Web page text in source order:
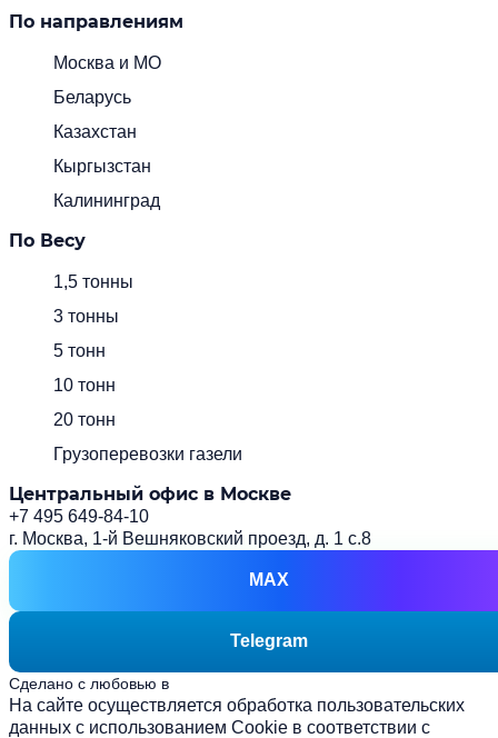
По направлениям
Москва и МО
Беларусь
Казахстан
Кыргызстан
Калининград
По Весу
1,5 тонны
3 тонны
5 тонн
10 тонн
20 тонн
Грузоперевозки газели
Центральный офис в Москве
+7 495 649-84-10
г. Москва, 1-й Вешняковский проезд, д. 1 с.8
MAX
Telegram
Сделано с любовью в
На сайте осуществляется обработка пользовательских
данных с использованием Cookie в соответствии с